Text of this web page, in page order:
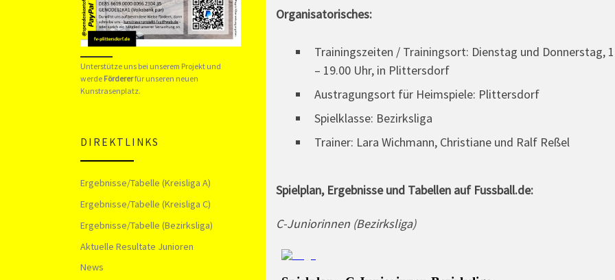
Organisatorisches:
Trainingszeiten / Trainingsort: Dienstag und Donnerstag,
– 19.00 Uhr, in Plittersdorf
Austragungsort für Heimspiele: Plittersdorf
Spielklasse: Bezirksliga
Trainer: Lara Wichmann, Christiane und Ralf Reßel
Spielplan, Ergebnisse und Tabellen auf Fussball.de:
C-Juniorinnen (Bezirksliga)
Unterstütze uns bei unserem Projekt und
werde Fördererfür unseren neuen
Kunstrasenplatz.
DIREKTLINKS
Ergebnisse/Tabelle (Kreisliga A)
Ergebnisse/Tabelle (Kreisliga C)
Ergebnisse/Tabelle (Bezirksliga)
Aktuelle Resultate Junioren
News